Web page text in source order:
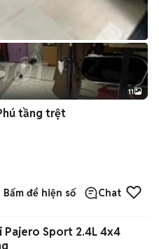
+2
11
tầng trệt
Bấm để hiện số Chat
Pajero Sport 2.4L 4x4